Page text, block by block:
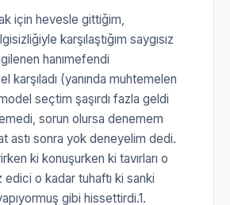
için hevesle gittiğim,
karşılaştığım saygısız
hanımefendi
karşıladı (yanında muhtemelen
seçtim şaşırdı fazla geldi
sorun olursa denemem
astı sonra yok deneyelim dedi.
ki konuşurken ki tavırları o
edici o kadar tuhaftı ki sanki
gibi hissettirdi.1.